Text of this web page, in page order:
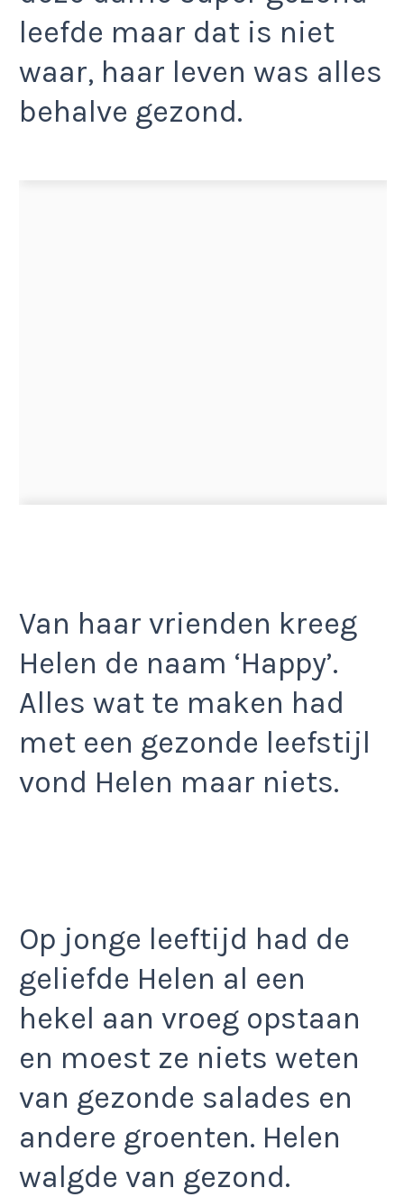
leefde maar dat is niet
waar, haar leven was alles
behalve gezond.
Van haar vrienden kreeg
Helen de naam ‘Happy’.
Alles wat te maken had
met een gezonde leefstijl
vond Helen maar niets.
Op jonge leeftijd had de
geliefde Helen al een
hekel aan vroeg opstaan
en moest ze niets weten
van gezonde salades en
andere groenten. Helen
walgde van gezond.